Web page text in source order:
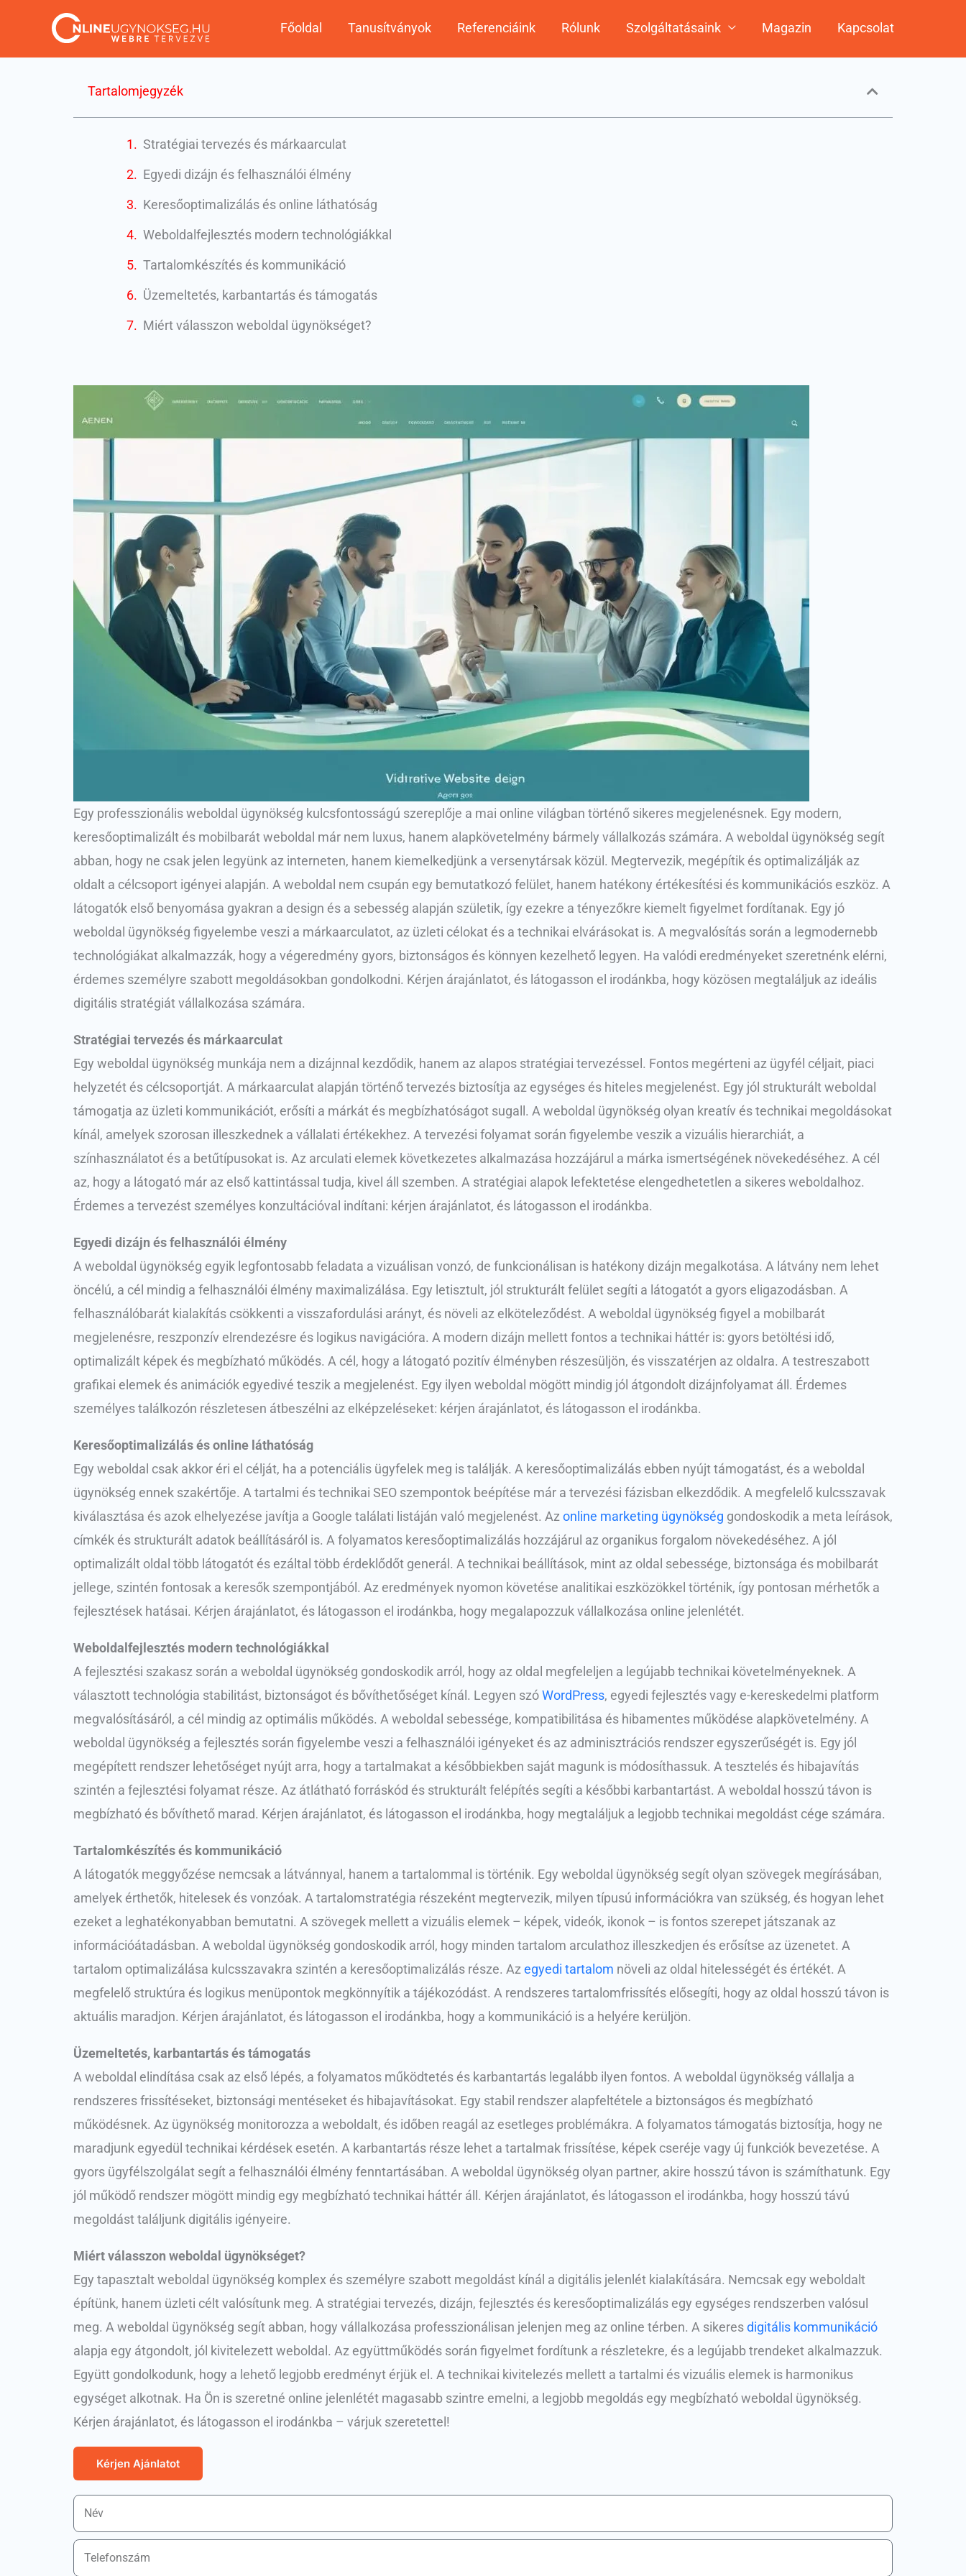
content
Főoldal Tanusítványok Referenciáink Rólunk Szolgáltatásaink Magazin Kapcsolat
Tartalomjegyzék
Stratégiai tervezés és márkaarculat
Egyedi dizájn és felhasználói élmény
Keresőoptimalizálás és online láthatóság
Weboldalfejlesztés modern technológiákkal
Tartalomkészítés és kommunikáció
Üzemeltetés, karbantartás és támogatás
Miért válasszon weboldal ügynökséget?
Egy professzionális weboldal ügynökség kulcsfontosságú szereplője a mai online világban történő sikeres megjelenésnek. Egy modern,
keresőoptimalizált és mobilbarát weboldal már nem luxus, hanem alapkövetelmény bármely vállalkozás számára. A weboldal ügynökség segít
abban, hogy ne csak jelen legyünk az interneten, hanem kiemelkedjünk a versenytársak közül. Megtervezik, megépítik és optimalizálják az
oldalt a célcsoport igényei alapján. A weboldal nem csupán egy bemutatkozó felület, hanem hatékony értékesítési és kommunikációs eszköz. A
látogatók első benyomása gyakran a design és a sebesség alapján születik, így ezekre a tényezőkre kiemelt figyelmet fordítanak. Egy jó
weboldal ügynökség figyelembe veszi a márkaarculatot, az üzleti célokat és a technikai elvárásokat is. A megvalósítás során a legmodernebb
technológiákat alkalmazzák, hogy a végeredmény gyors, biztonságos és könnyen kezelhető legyen. Ha valódi eredményeket szeretnénk elérni,
érdemes személyre szabott megoldásokban gondolkodni. Kérjen árajánlatot, és látogasson el irodánkba, hogy közösen megtaláljuk az ideális
digitális stratégiát vállalkozása számára.
Stratégiai tervezés és márkaarculat
Egy weboldal ügynökség munkája nem a dizájnnal kezdődik, hanem az alapos stratégiai tervezéssel. Fontos megérteni az ügyfél céljait, piaci
helyzetét és célcsoportját. A márkaarculat alapján történő tervezés biztosítja az egységes és hiteles megjelenést. Egy jól strukturált weboldal
támogatja az üzleti kommunikációt, erősíti a márkát és megbízhatóságot sugall. A weboldal ügynökség olyan kreatív és technikai megoldásokat
kínál, amelyek szorosan illeszkednek a vállalati értékekhez. A tervezési folyamat során figyelembe veszik a vizuális hierarchiát, a
színhasználatot és a betűtípusokat is. Az arculati elemek következetes alkalmazása hozzájárul a márka ismertségének növekedéséhez. A cél
az, hogy a látogató már az első kattintással tudja, kivel áll szemben. A stratégiai alapok lefektetése elengedhetetlen a sikeres weboldalhoz.
Érdemes a tervezést személyes konzultációval indítani: kérjen árajánlatot, és látogasson el irodánkba.
Egyedi dizájn és felhasználói élmény
A weboldal ügynökség egyik legfontosabb feladata a vizuálisan vonzó, de funkcionálisan is hatékony dizájn megalkotása. A látvány nem lehet
öncélú, a cél mindig a felhasználói élmény maximalizálása. Egy letisztult, jól strukturált felület segíti a látogatót a gyors eligazodásban. A
felhasználóbarát kialakítás csökkenti a visszafordulási arányt, és növeli az elköteleződést. A weboldal ügynökség figyel a mobilbarát
megjelenésre, reszponzív elrendezésre és logikus navigációra. A modern dizájn mellett fontos a technikai háttér is: gyors betöltési idő,
optimalizált képek és megbízható működés. A cél, hogy a látogató pozitív élményben részesüljön, és visszatérjen az oldalra. A testreszabott
grafikai elemek és animációk egyedivé teszik a megjelenést. Egy ilyen weboldal mögött mindig jól átgondolt dizájnfolyamat áll. Érdemes
személyes találkozón részletesen átbeszélni az elképzeléseket: kérjen árajánlatot, és látogasson el irodánkba.
Keresőoptimalizálás és online láthatóság
Egy weboldal csak akkor éri el célját, ha a potenciális ügyfelek meg is találják. A keresőoptimalizálás ebben nyújt támogatást, és a weboldal
ügynökség ennek szakértője. A tartalmi és technikai SEO szempontok beépítése már a tervezési fázisban elkezdődik. A megfelelő kulcsszavak
kiválasztása és azok elhelyezése javítja a Google találati listáján való megjelenést. Az online marketing ügynökség gondoskodik a meta leírások,
címkék és strukturált adatok beállításáról is. A folyamatos keresőoptimalizálás hozzájárul az organikus forgalom növekedéséhez. A jól
optimalizált oldal több látogatót és ezáltal több érdeklődőt generál. A technikai beállítások, mint az oldal sebessége, biztonsága és mobilbarát
jellege, szintén fontosak a keresők szempontjából. Az eredmények nyomon követése analitikai eszközökkel történik, így pontosan mérhetők a
fejlesztések hatásai. Kérjen árajánlatot, és látogasson el irodánkba, hogy megalapozzuk vállalkozása online jelenlétét.
Weboldalfejlesztés modern technológiákkal
A fejlesztési szakasz során a weboldal ügynökség gondoskodik arról, hogy az oldal megfeleljen a legújabb technikai követelményeknek. A
választott technológia stabilitást, biztonságot és bővíthetőséget kínál. Legyen szóWordPress, egyedi fejlesztés vagy e-kereskedelmi platform
megvalósításáról, a cél mindig az optimális működés. A weboldal sebessége, kompatibilitása és hibamentes működése alapkövetelmény. A
weboldal ügynökség a fejlesztés során figyelembe veszi a felhasználói igényeket és az adminisztrációs rendszer egyszerűségét is. Egy jól
megépített rendszer lehetőséget nyújt arra, hogy a tartalmakat a későbbiekben saját magunk is módosíthassuk. A tesztelés és hibajavítás
szintén a fejlesztési folyamat része. Az átlátható forráskód és strukturált felépítés segíti a későbbi karbantartást. A weboldal hosszú távon is
megbízható és bővíthető marad. Kérjen árajánlatot, és látogasson el irodánkba, hogy megtaláljuk a legjobb technikai megoldást cége számára.
Tartalomkészítés és kommunikáció
A látogatók meggyőzése nemcsak a látvánnyal, hanem a tartalommal is történik. Egy weboldal ügynökség segít olyan szövegek megírásában,
amelyek érthetők, hitelesek és vonzóak. A tartalomstratégia részeként megtervezik, milyen típusú információkra van szükség, és hogyan lehet
ezeket a leghatékonyabban bemutatni. A szövegek mellett a vizuális elemek – képek, videók, ikonok – is fontos szerepet játszanak az
információátadásban. A weboldal ügynökség gondoskodik arról, hogy minden tartalom arculathoz illeszkedjen és erősítse az üzenetet. A
tartalom optimalizálása kulcsszavakra szintén a keresőoptimalizálás része. Az egyedi tartalom növeli az oldal hitelességét és értékét. A
megfelelő struktúra és logikus menüpontok megkönnyítik a tájékozódást. A rendszeres tartalomfrissítés elősegíti, hogy az oldal hosszú távon is
aktuális maradjon. Kérjen árajánlatot, és látogasson el irodánkba, hogy a kommunikáció is a helyére kerüljön.
Üzemeltetés, karbantartás és támogatás
A weboldal elindítása csak az első lépés, a folyamatos működtetés és karbantartás legalább ilyen fontos. A weboldal ügynökség vállalja a
rendszeres frissítéseket, biztonsági mentéseket és hibajavításokat. Egy stabil rendszer alapfeltétele a biztonságos és megbízható
működésnek. Az ügynökség monitorozza a weboldalt, és időben reagál az esetleges problémákra. A folyamatos támogatás biztosítja, hogy ne
maradjunk egyedül technikai kérdések esetén. A karbantartás része lehet a tartalmak frissítése, képek cseréje vagy új funkciók bevezetése. A
gyors ügyfélszolgálat segít a felhasználói élmény fenntartásában. A weboldal ügynökség olyan partner, akire hosszú távon is számíthatunk. Egy
jól működő rendszer mögött mindig egy megbízható technikai háttér áll. Kérjen árajánlatot, és látogasson el irodánkba, hogy hosszú távú
megoldást találjunk digitális igényeire.
Miért válasszon weboldal ügynökséget?
Egy tapasztalt weboldal ügynökség komplex és személyre szabott megoldást kínál a digitális jelenlét kialakítására. Nemcsak egy weboldalt
építünk, hanem üzleti célt valósítunk meg. A stratégiai tervezés, dizájn, fejlesztés és keresőoptimalizálás egy egységes rendszerben valósul
meg. A weboldal ügynökség segít abban, hogy vállalkozása professzionálisan jelenjen meg az online térben. A sikeresdigitális kommunikáció
alapja egy átgondolt, jól kivitelezett weboldal. Az együttműködés során figyelmet fordítunk a részletekre, és a legújabb trendeket alkalmazzuk.
Együtt gondolkodunk, hogy a lehető legjobb eredményt érjük el. A technikai kivitelezés mellett a tartalmi és vizuális elemek is harmonikus
egységet alkotnak. Ha Ön is szeretné online jelenlétét magasabb szintre emelni, a legjobb megoldás egy megbízható weboldal ügynökség.
Kérjen árajánlatot, és látogasson el irodánkba – várjuk szeretettel!
Kérjen Ajánlatot